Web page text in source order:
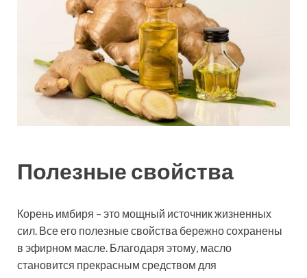
Полезные свойства
Корень имбиря – это мощный источник жизненных
сил. Все его полезные свойства бережно сохранены
в эфирном масле. Благодаря этому, масло
становится прекрасным средством для